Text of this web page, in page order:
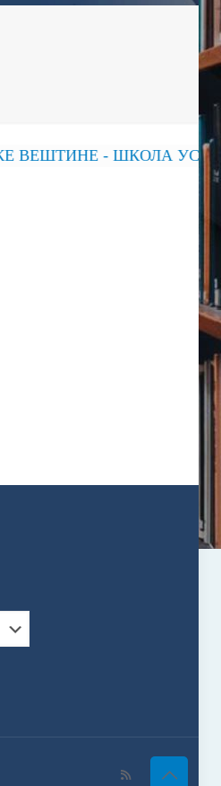
ВЕШТИНЕ - ШКОЛА